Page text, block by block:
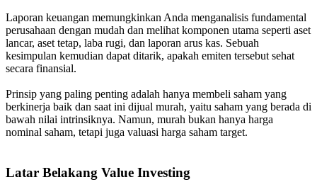
Laporan keuangan memungkinkan Anda menganalisis fundamental
perusahaan dengan mudah dan melihat komponen utama seperti aset
lancar, aset tetap, laba rugi, dan laporan arus kas. Sebuah
kesimpulan kemudian dapat ditarik, apakah emiten tersebut sehat
secara finansial.
Prinsip yang paling penting adalah hanya membeli saham yang
berkinerja baik dan saat ini dijual murah, yaitu saham yang berada di
bawah nilai intrinsiknya. Namun, murah bukan hanya harga
nominal saham, tetapi juga valuasi harga saham target.
Latar Belakang Value Investing